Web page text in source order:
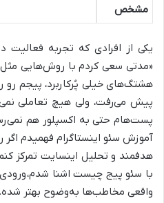
مشخص
یکی از افرادی که تجربه فعالیت
«مدتی سعی کردم با روش‌هایی مثل
هشتگ‌های خیلی پُرکاربرد، پیجم
پیش می‌رفت، ولی هیچ تعاملی
پست‌هام حتی به اکسپلور هم
آموزش سئو اینستاگرام فهمیدم
هدفمند و تحلیل اینسایت تمرکز
با سئو پیج چیست اشنا شدم،
واقعی مخاطب‌ها به‌وضوح بهتر